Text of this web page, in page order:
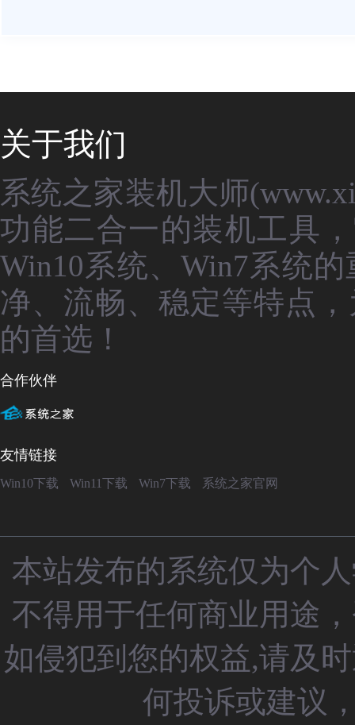
关于我们
系统之家装机大师
功能二合一的装机工具
Win10系统、Win7系统
净、流畅、稳定等特点
的首选！
合作伙伴
友情链接
Win10下载 Win11下载 Win7下载 系统之家官网
本站发布的系统仅为个
不得用于任何商业用途
如侵犯到您的权益,请及
何投诉或建议